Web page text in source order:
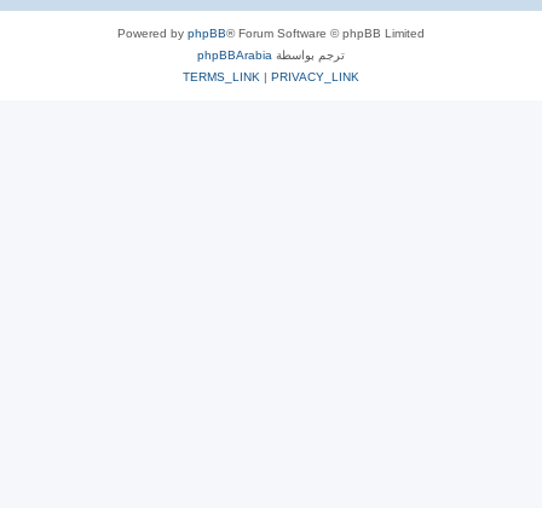
Powered by phpBB® Forum Software © phpBB Limited
ترجم بواسطة phpBBArabia
PRIVACY_LINK
|
TERMS_LINK